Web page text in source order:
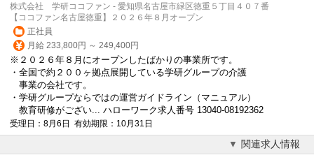
株式会社 学研ココファン - 愛知県名古屋市緑区徳重５丁目４０７番
【ココファン名古屋徳重】２０２６年８月オープン
正社員
月給 233,800円 ～ 249,400円
※２０２６年８月にオープンしたばかりの事業所です。
・全国で約２００ヶ拠点展開している学研グループの介護
事業の会社です。
・学研グループならではの運営ガイドライン（マニュアル）
教育研修がござい... ハローワーク求人番号 13040-08192362
受理日：8月6日 有効期限：10月31日
関連求人情報